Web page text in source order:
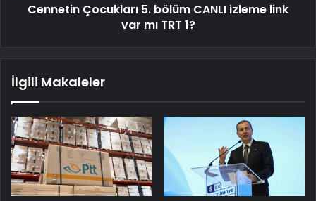
Cennetin Çocukları 5. bölüm CANLI izleme link
var mı TRT 1?
İlgili Makaleler